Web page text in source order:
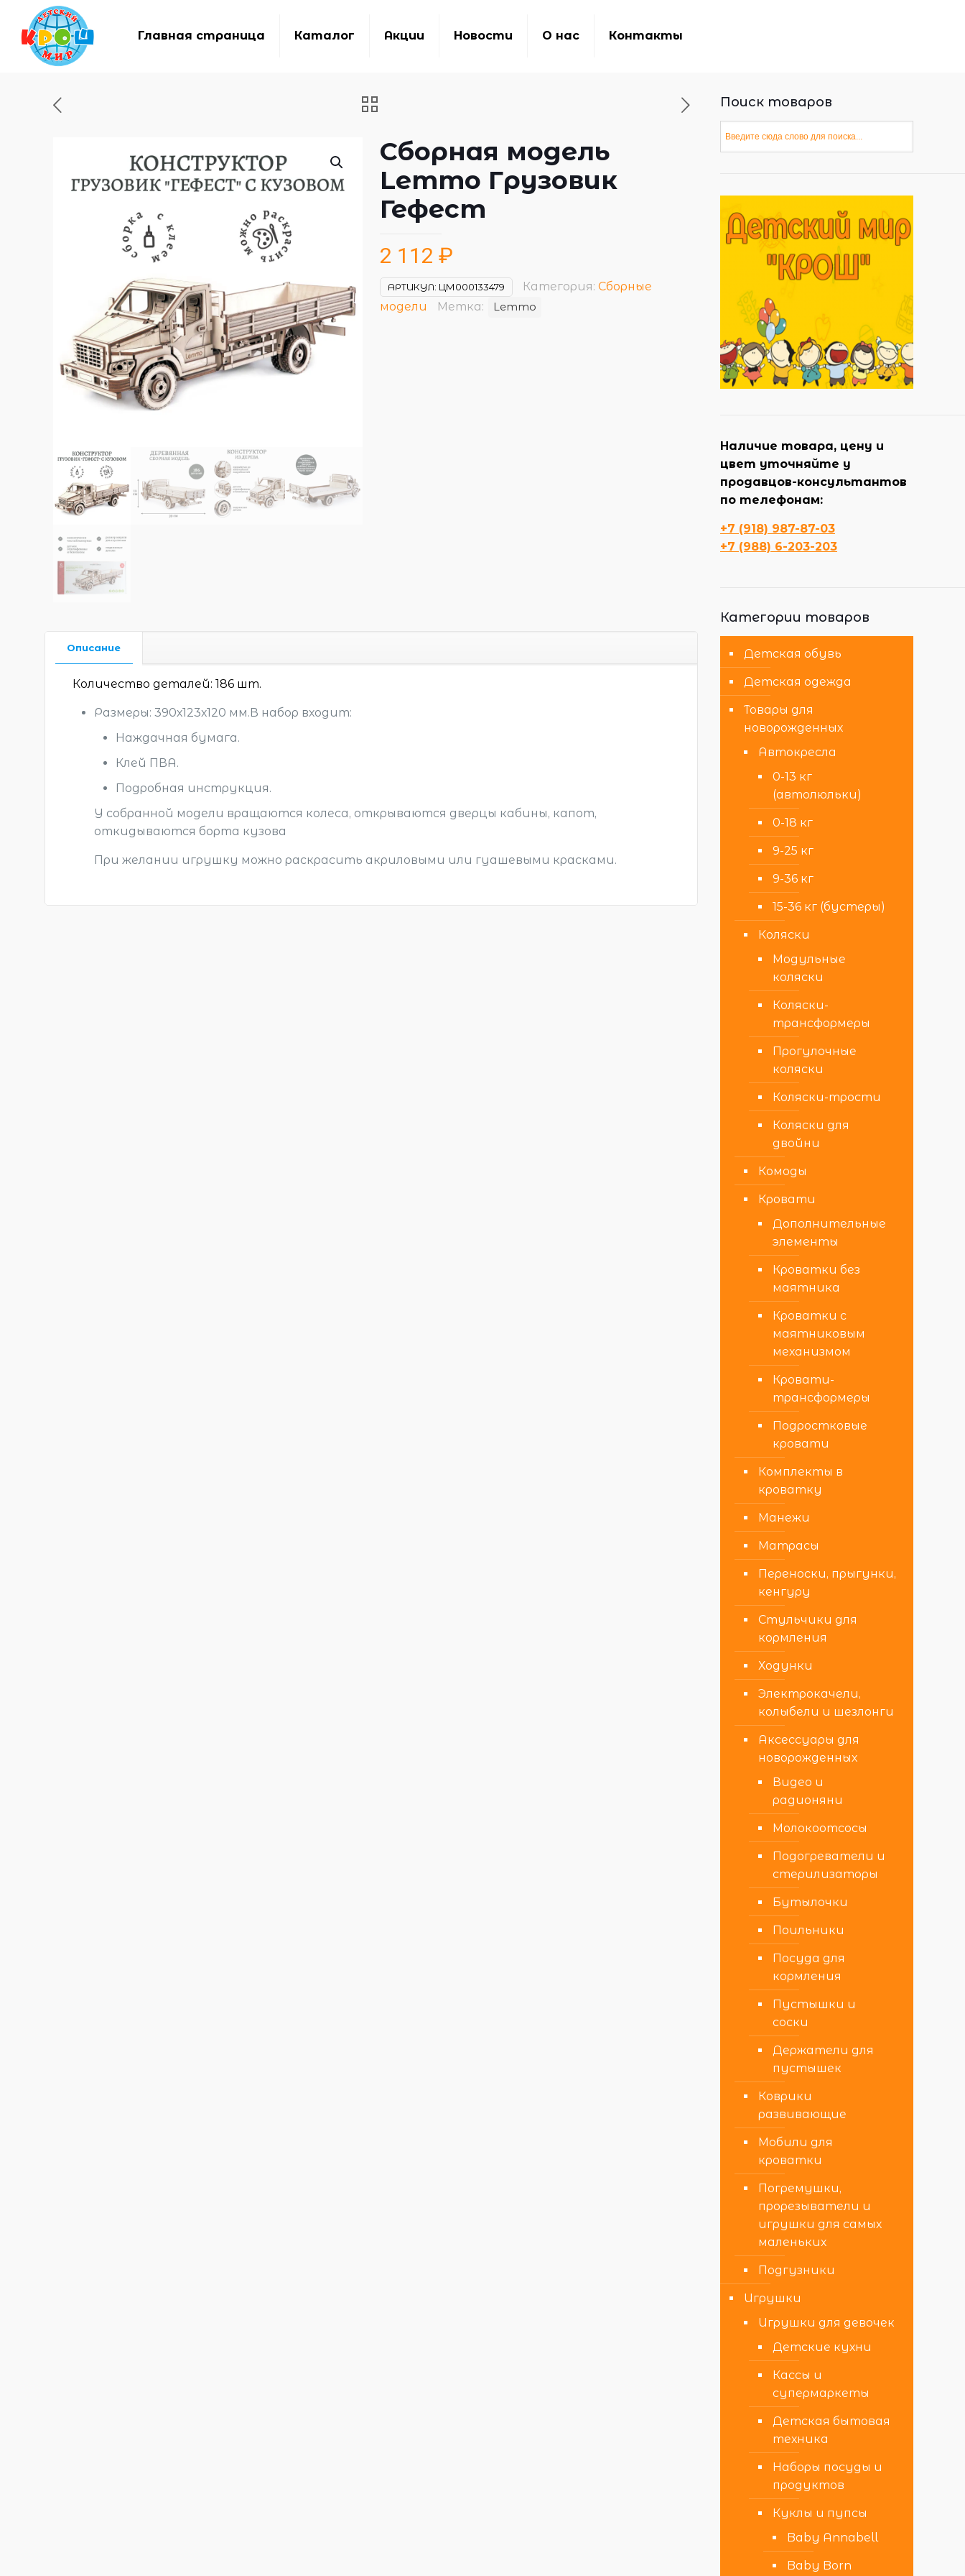
Главная страница Каталог Акции Новости О нас Контакты
Сборная модель
Lemmo Грузовик
Гефест
2 112 ₽
АРТИКУЛ: ЦМ000133479 Категория: Сборные
модели
Метка: Lemmo
Описание
Количество деталей: 186 шт.
Размеры: 390х123х120 мм.В набор входит:
Наждачная бумага.
Клей ПВА.
Подробная инструкция.
У собранной модели вращаются колеса, открываются дверцы кабины, капот,
откидываются борта кузова
При желании игрушку можно раскрасить акриловыми или гуашевыми красками.
Поиск товаров
Наличие товара, цену и
цвет уточняйте у
продавцов-консультантов
по телефонам:
+7 (918) 987-87-03
+7 (988) 6-203-203
Категории товаров
Детская обувь
Детская одежда
Товары для
новорожденных
Автокресла
0-13 кг
(автолюльки)
0-18 кг
9-25 кг
9-36 кг
15-36 кг (бустеры)
Коляски
Модульные
коляски
Коляски-
трансформеры
Прогулочные
коляски
Коляски-трости
Коляски для
двойни
Комоды
Кровати
Дополнительные
элементы
Кроватки без
маятника
Кроватки с
маятниковым
механизмом
Кровати-
трансформеры
Подростковые
кровати
Комплекты в
кроватку
Манежи
Матрасы
Переноски, прыгунки,
кенгуру
Стульчики для
кормления
Ходунки
Электрокачели,
колыбели и шезлонги
Аксессуары для
новорожденных
Видео и
радионяни
Молокоотсосы
Подогреватели и
стерилизаторы
Бутылочки
Поильники
Посуда для
кормления
Пустышки и
соски
Держатели для
пустышек
Коврики
развивающие
Мобили для
кроватки
Погремушки,
прорезыватели и
игрушки для самых
маленьких
Подгузники
Игрушки
Игрушки для девочек
Детские кухни
Кассы и
супермаркеты
Детская бытовая
техника
Наборы посуды и
продуктов
Куклы и пупсы
Baby Annabell
Baby Born